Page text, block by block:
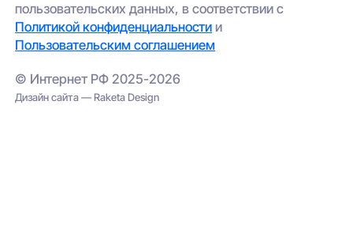
пользовательских данных, в соответствии с
Политикой конфиденциальности и
Пользовательским соглашением
© Интернет РФ 2025-2026
Дизайн сайта — Raketa Design